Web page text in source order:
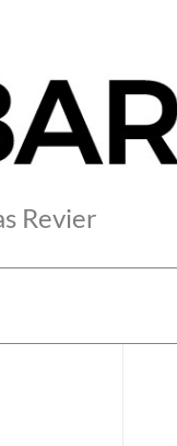
Revier